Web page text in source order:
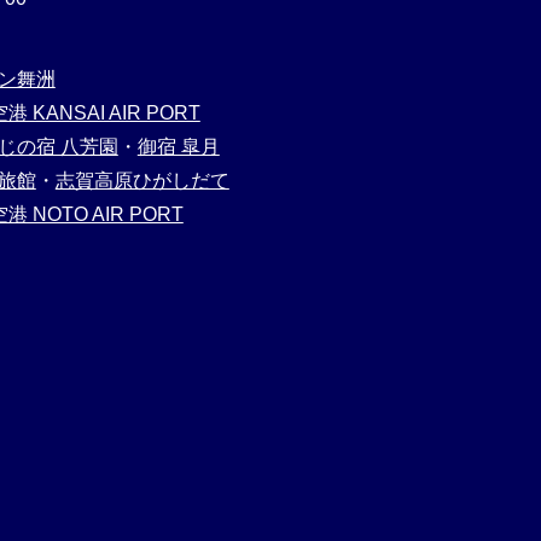
舞洲
港 KANSAI AIR PORT
の宿 八芳園 ・ 御宿 皐月
館・ 志賀高原ひがしだて
港 NOTO AIR PORT